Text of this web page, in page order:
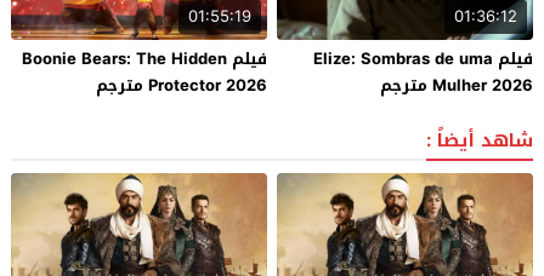
01:36:12
فيلم Elize: Sombras de uma
Mulher 2026 مترجم
01:55:19
فيلم Boonie Bears: The Hidden
Protector 2026 مترجم
شاهد أيضاً :